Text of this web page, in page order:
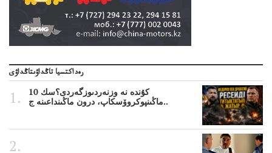
رەداكتسيا تاڭداۋىتاڭداۋى
10 كۇندە نە وزنەردىوزگەردى؟سك
ماڭىنپوكروۆسكاپ، درون ماڭىنداعىنە ج..